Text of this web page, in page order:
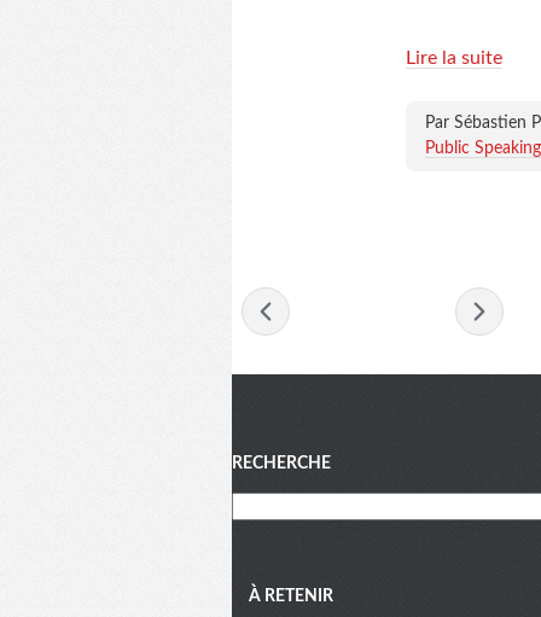
Lire la suite
Par Sébastien
Public Speaking
Menu
RECHERCHE
À RETENIR